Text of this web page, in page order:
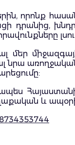
որոնք
Բացի
մեր
նրա
և